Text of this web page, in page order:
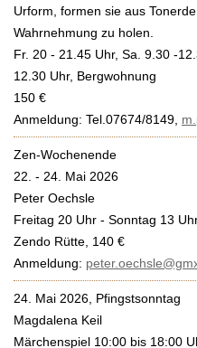
Urform, formen sie aus
Wahrnehmung zu holen.
Fr. 20 - 21.45 Uhr, Sa. 9.30 -
12.30 Uhr, Bergwohnung
150 €
Anmeldung: Tel.07674/8149,
Zen-Wochenende
22. - 24. Mai 2026
Peter Oechsle
Freitag 20 Uhr - Sonntag 13
Zendo Rütte, 140 €
Anmeldung:
24. Mai 2026, Pfingstsonntag
Magdalena Keil
Märchenspiel 10:00 bis 18:00